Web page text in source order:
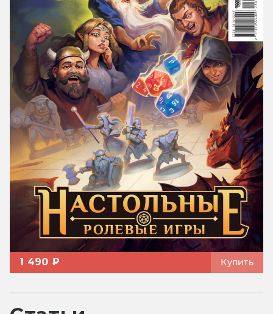
1 490 ₽ Купить